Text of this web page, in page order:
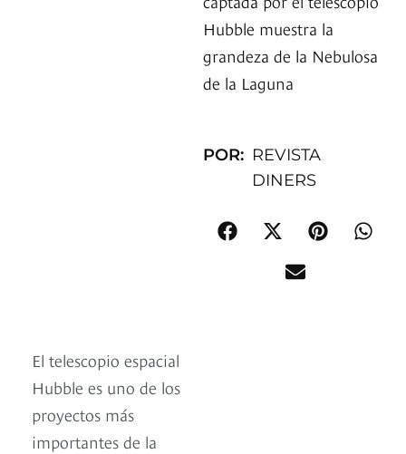
Hubble muestra la
grandeza de la Nebulosa
de la Laguna
POR: REVISTA
DINERS
El telescopio espacial
Hubble es uno de los
proyectos más
importantes de la